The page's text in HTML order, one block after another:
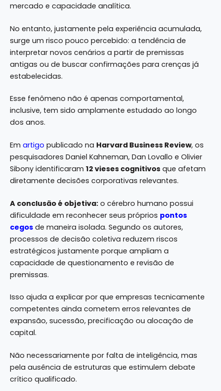
mercado e capacidade analítica.
No entanto, justamente pela experiência acumulada,
surge um risco pouco percebido: a tendência de
interpretar novos cenários a partir de premissas
antigas ou de buscar confirmações para crenças já
estabelecidas.
Esse fenômeno não é apenas comportamental,
inclusive, tem sido amplamente estudado ao longo
dos anos.
Em artigo publicado na Harvard Business Review, os
pesquisadores Daniel Kahneman, Dan Lovallo e Olivier
Sibony identificaram 12 vieses cognitivos que afetam
diretamente decisões corporativas relevantes.
A conclusão é objetiva: o cérebro humano possui
dificuldade em reconhecer seus próprios pontos
cegos de maneira isolada. Segundo os autores,
processos de decisão coletiva reduzem riscos
estratégicos justamente porque ampliam a
capacidade de questionamento e revisão de
premissas.
Isso ajuda a explicar por que empresas tecnicamente
competentes ainda cometem erros relevantes de
expansão, sucessão, precificação ou alocação de
capital.
Não necessariamente por falta de inteligência, mas
pela ausência de estruturas que estimulem debate
crítico qualificado.